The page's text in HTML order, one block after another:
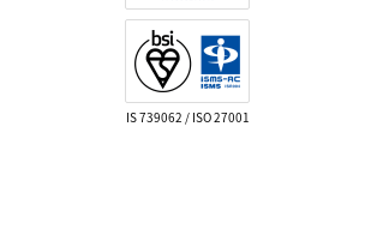
IS 739062 / ISO 27001